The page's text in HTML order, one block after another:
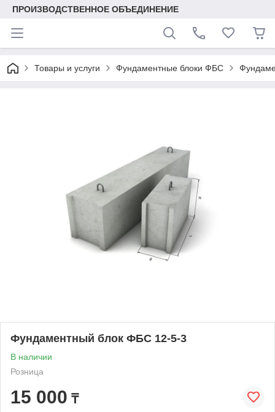
ПРОИЗВОДСТВЕННОЕ ОБЪЕДИНЕНИЕ
Товары и услуги Фундаментные блоки ФБС
Фундаментный блок ФБС 12-5-3
В наличии
Розница
15 000 ₸